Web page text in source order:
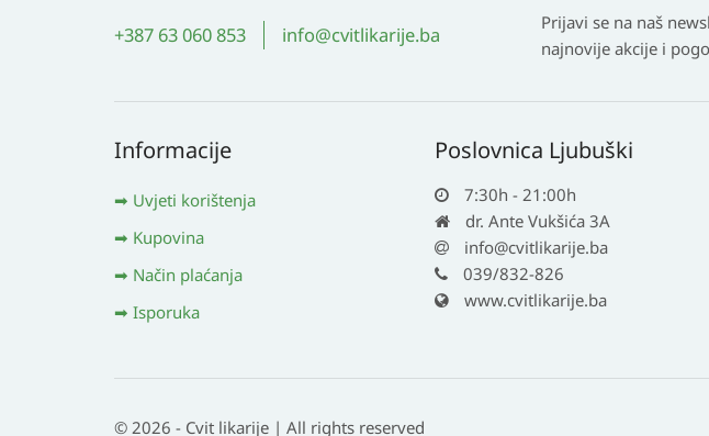
+387 63 060 853 info@cvitlikarije.ba
Prijavi se na naš
najnovije akcije i
Informacije
Uvjeti korištenja
Kupovina
Način plaćanja
Isporuka
Poslovnica Ljubuški
7:30h - 21:00h
dr. Ante Vukšića 3A
info@cvitlikarije.ba
039/832-826
www.cvitlikarije.ba
© 2026 - Cvit likarije | All rights reserved